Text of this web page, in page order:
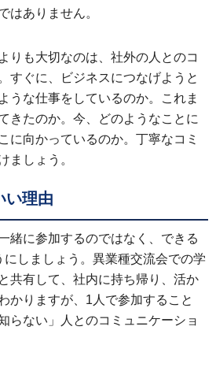
はありません。
りも大切なのは、社外の人とのコ
すぐに、ビジネスにつなげようと
うな仕事をしているのか。これま
きたのか。今、どのようなことに
に向かっているのか。丁寧なコミ
ましょう。
い理由
緒に参加するのではなく、できる
しましょう。異業種交流会での学
共有して、社内に持ち帰り、活か
かりますが、1人で参加すること
らない」人とのコミュニケーショ